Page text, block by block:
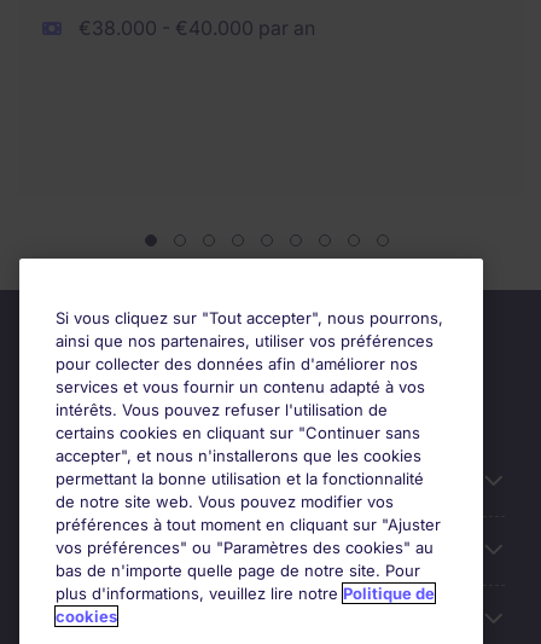
€38.000 - €40.000 par an
Candidats
Entreprises
Contact
Si vous cliquez sur "Tout accepter", nous pourrons,
ainsi que nos partenaires, utiliser vos préférences
pour collecter des données afin d'améliorer nos
services et vous fournir un contenu adapté à vos
intérêts. Vous pouvez refuser l'utilisation de
certains cookies en cliquant sur "Continuer sans
accepter", et nous n'installerons que les cookies
permettant la bonne utilisation et la fonctionnalité
de notre site web. Vous pouvez modifier vos
préférences à tout moment en cliquant sur "Ajuster
vos préférences" ou "Paramètres des cookies" au
bas de n'importe quelle page de notre site. Pour
plus d'informations, veuillez lire notre Politique de
cookies